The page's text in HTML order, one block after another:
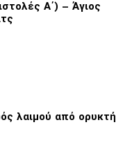
Α΄) – Άγιος
λαιμού από ορυκτή